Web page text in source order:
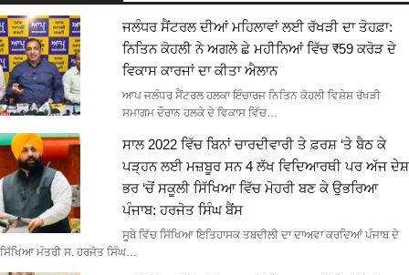
ਜਲੰਧਰ ਸੈਂਟਰਲ ਦੀਆਂ ਮਹਿਲਾਵਾਂ ਲਈ ਰੱਖੜੀ ਦਾ ਤੋਹਫ਼ਾ:
ਨਿਤਿਨ ਕੋਹਲੀ ਨੇ ਅਗਲੇ ਛੇ ਮਹੀਨਿਆਂ ਵਿੱਚ ₹59 ਕਰੋੜ ਦੇ
ਵਿਕਾਸ ਕਾਰਜਾਂ ਦਾ ਕੀਤਾ ਐਲਾਨ
ਆਪ ਜਲੰਧਰ ਸੈਂਟਰਲ ਹਲਕਾ ਇੰਚਾਰਜ ਨਿਤਿਨ ਕੋਹਲੀ ਵਿਸ਼ੇਸ਼ ਰੱਖੜੀ
ਸਮਾਗਮ ਦੌਰਾਨ ਹਲਕੇ ਦੇ ਵਿਕਾਸ ਵਿੱਚ…
ਸਾਲ 2022 ਵਿੱਚ ਬਿਨਾਂ ਚਾਰਦੀਵਾਰੀ ਤੇ ਫ਼ਰਸ਼ ‘ਤੇ ਬੈਠ ਕੇ
ਪੜ੍ਹਨ ਲਈ ਮਜ਼ਬੂਰ ਸਨ 4 ਲੱਖ ਵਿਦਿਆਰਥੀ ਪਰ ਅੱਜ ਦੇਸ਼
ਭਰ ‘ਚੋਂ ਸਕੂਲੀ ਸਿੱਖਿਆ ਵਿੱਚ ਮੋਹਰੀ ਬਣ ਕੇ ਉਭਰਿਆ
ਪੰਜਾਬ: ਹਰਜੋਤ ਸਿੰਘ ਬੈਂਸ
ਸੂਬੇ ਵਿੱਚ ਸਿੱਖਿਆ ਇਤਿਹਾਸਕ ਤਬਦੀਲੀ ਦਾ ਦਾਅਵਾ ਕਰਦਿਆਂ ਪੰਜਾਬ ਦੇ
ਸਿੱਖਿਆ ਮੰਤਰੀ ਸ. ਹਰਜੋਤ ਸਿੰਘ…